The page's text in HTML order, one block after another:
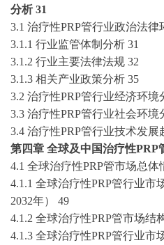
分析 31
3.1 治疗性PRP管行业政治法律
3.1.1 行业监管体制分析 31
3.1.2 行业主要法律法规 32
3.1.3 相关产业政策分析 35
3.2 治疗性PRP管行业经济环境
3.3 治疗性PRP管行业社会环境
3.4 治疗性PRP管行业技术发展
第四章 全球及中国治疗性PRP
4.1 全球治疗性PRP管市场总体
4.1.1 全球治疗性PRP管行业市
2032年）
49
4.1.2 全球治疗性PRP管市场结
4.1.3 全球治疗性PRP管行业市